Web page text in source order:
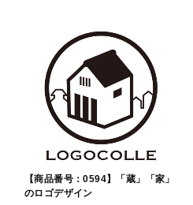
【商品番号：0594】「蔵」「家」
のロゴデザイン